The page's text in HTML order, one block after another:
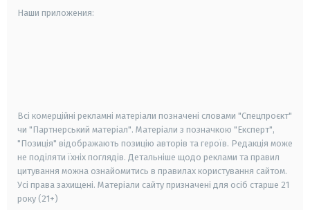
Наши приложения:
Всі комерційні рекламні матеріали позначені словами "Спецпроєкт"
чи "Партнерський матеріал". Матеріали з позначкою "Експерт",
"Позиція" відображають позицію авторів та героїв. Редакція може
не поділяти їхніх поглядів. Детальніше щодо реклами та правил
цитування можна ознайомитись в правилах користування сайтом.
Усі права захищені. Матеріали сайту призначені для осіб старше 21
року (21+)